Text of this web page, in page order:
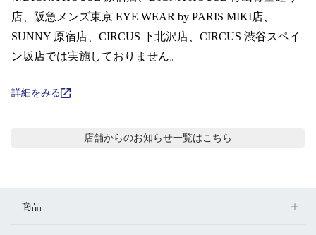
ブログ
お知らせ
目のまめちしき
店、阪急メンズ東京 EYE WEAR by PARIS MIKI店、
SUNNY 原宿店、CIRCUS 下北沢店、CIRCUS 渋谷スペイ
ン坂店では実施しておりません。
詳細をみる
店舗からのお知らせ一覧はこちら
商品